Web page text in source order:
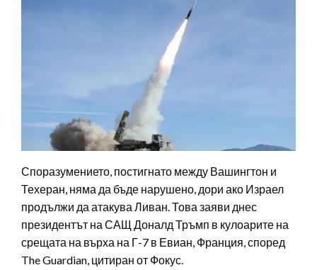
Споразумението, постигнато между Вашингтон и
Техеран, няма да бъде нарушено, дори ако Израел
продължи да атакува Ливан. Това заяви днес
президентът на САЩ Доналд Тръмп в кулоарите на
срещата на върха на Г-7 в Евиан, Франция, според
The ​​Guardian, цитиран от Фокус.